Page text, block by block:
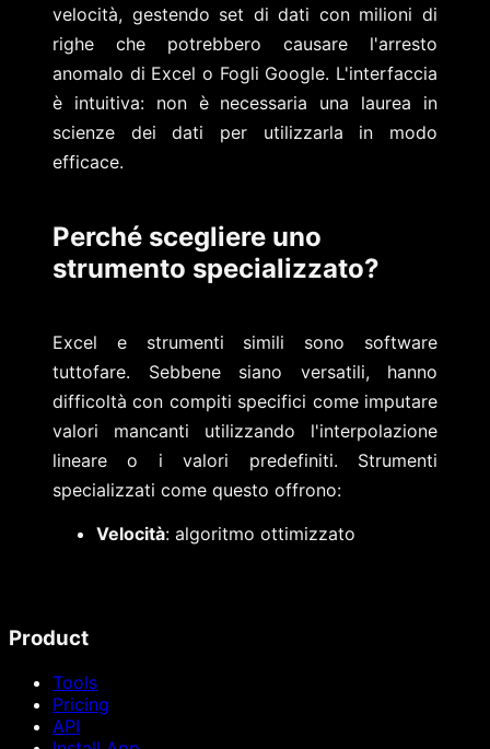
velocità, gestendo set di dati con milioni di
righe che potrebbero causare l'arresto
anomalo di Excel o Fogli Google. L'interfaccia
è intuitiva: non è necessaria una laurea in
scienze dei dati per utilizzarla in modo
efficace.
Perché scegliere uno
strumento specializzato?
Excel e strumenti simili sono software
tuttofare. Sebbene siano versatili, hanno
difficoltà con compiti specifici come imputare
valori mancanti utilizzando l'interpolazione
lineare o i valori predefiniti. Strumenti
specializzati come questo offrono:
Velocità: algoritmo ottimizzato
Product
Tools
Pricing
API